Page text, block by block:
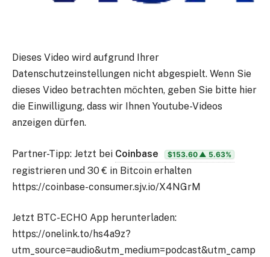
Dieses Video wird aufgrund Ihrer
Datenschutzeinstellungen nicht abgespielt. Wenn Sie
dieses Video betrachten möchten, geben Sie bitte hier
die Einwilligung, dass wir Ihnen Youtube-Videos
anzeigen dürfen.
Partner-Tipp: Jetzt bei Coinbase $153.60 ▲ 5.63%
registrieren und 30 € in Bitcoin erhalten
https://coinbase-consumer.sjv.io/X4NGrM
Jetzt BTC-ECHO App herunterladen:
https://onelink.to/hs4a9z?
utm_source=audio&utm_medium=podcast&utm_camp